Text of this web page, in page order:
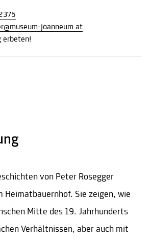
joanneum.at
erbeten!
von Peter Rosegger
Heimatbauernhof. Sie zeigen, wie
Mitte des 19. Jahrhunderts
Verhältnissen, aber auch mit